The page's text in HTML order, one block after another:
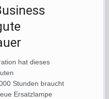
hat dieses
Stunden braucht
Ersatzlampe